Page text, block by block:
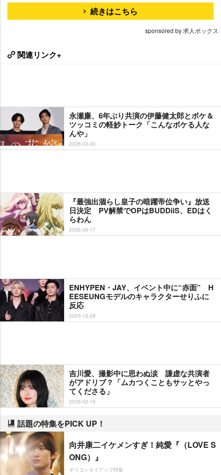
続きはこちら
sponsored by 求人ボックス
関連リンク+
永瀬廉、6年ぶり共演の伊藤健太郎とボケ＆
ツッコミの軽妙トーク「こんなボケる人な
んや」
2026-03-30
『最強出涸らし皇子の暗躍帝位争い』放送
日決定 PV解禁でOPはBUDDiiS、EDはく
らわん
2026-06-17
ENHYPEN・JAY、イベント中に“赤面” H
EESEUNGモデルのキャラクターせりふに
反応
2025-12-28
吉川愛、撮影中に思わぬ涙 謙虚な共演者
がアドリブ？「ムカつくこともサッとやっ
てくださる」
2026-02-16
話題の特集をPICK UP！
向井康二イケメンすぎ！純愛『（LOVE S
ONG）』
オリコンタイアップ特集